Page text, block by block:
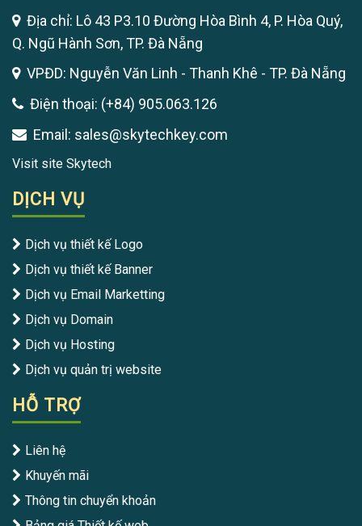
Địa chỉ: Lô 43 P3.10 Đường Hòa Bình 4, P. Hòa Quý,
Q. Ngũ Hành Sơn, TP. Đà Nẵng
VPĐD: Nguyễn Văn Linh - Thanh Khê - TP. Đà Nẵng
Điện thoại: (+84) 905.063.126
Email: sales@skytechkey.com
Visit site Skytech
DỊCH VỤ
Dịch vụ thiết kế Logo
Dịch vụ thiết kế Banner
Dịch vụ Email Marketting
Dịch vụ Domain
Dịch vụ Hosting
Dịch vụ quản trị website
HỖ TRỢ
Liên hệ
Khuyến mãi
Thông tin chuyển khoản